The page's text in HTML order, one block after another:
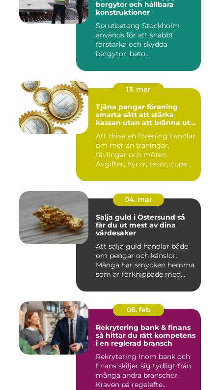
bergytor och hållbara
konstruktioner
Sprutbetong Stockholm
används för att snabbt
förstärka och skydda
bergytor, beto...
13. mar
Tjäna pengar förening
smarta sätt att stärka
kassan utan att bränna ut
Att driva en förening handlar
om mer än träningar,
tävlingar och möten.
Avgifter, hyror, resor, cupe...
04. mar
Sälja guld i Östersund så
får du ut mest av dina
värdesaker
Att sälja guld handlar både
om pengar och känslor.
Många har smycken hemma
som är förknippade med
06. feb
Rekrytering bank & finans
så hittar du rätt kompetens
i en reglerad bransch
Rekrytering inom bank och
finans skiljer sig tydligt från
många andra branscher.
Kraven på regelefte...